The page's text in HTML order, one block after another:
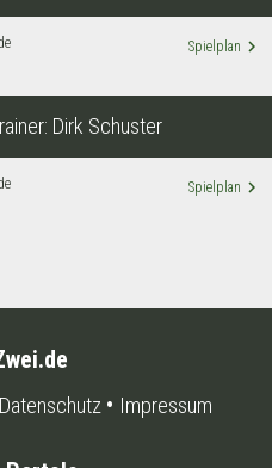
Spielplan keyboard_arrow_right
Dirk Schuster
Spielplan keyboard_arrow_right
Datenschutz Impressum